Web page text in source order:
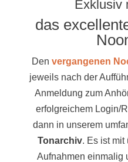
Exklusiv
das
Den vergangenen
jeweils nach der
Anmeldung zum
erfolgreichem Login/
dann in unserem
Tonarchiv. Es ist mit
Aufnahmen einmalig